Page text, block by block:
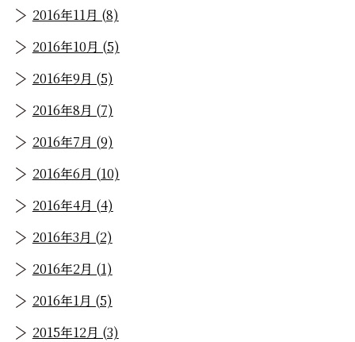
2016年11月 (8)
2016年10月 (5)
2016年9月 (5)
2016年8月 (7)
2016年7月 (9)
2016年6月 (10)
2016年4月 (4)
2016年3月 (2)
2016年2月 (1)
2016年1月 (5)
2015年12月 (3)